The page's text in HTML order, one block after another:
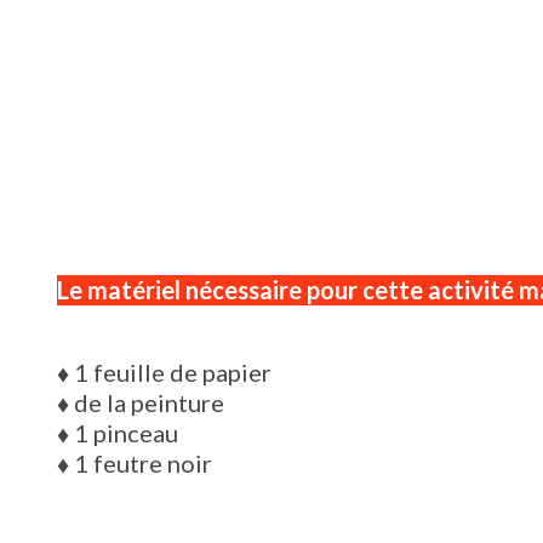
Le matériel nécessaire pour cette activité
♦ 1 feuille de papier
♦ de la peinture
♦ 1 pinceau
♦ 1 feutre noir